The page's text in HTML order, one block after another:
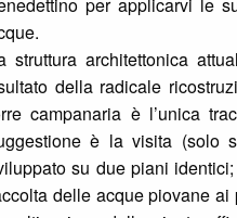
struttura architettonica
della radicale
campanaria è l’unica
è la visita (solo
su due piani
delle acque piovane